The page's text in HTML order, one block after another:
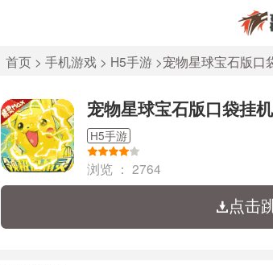
首页 > 手机游戏 > H5手游 >宠物星球宝石版口
宠物星球宝石版口袋挂
H5手游
浏览 ： 2764
点击